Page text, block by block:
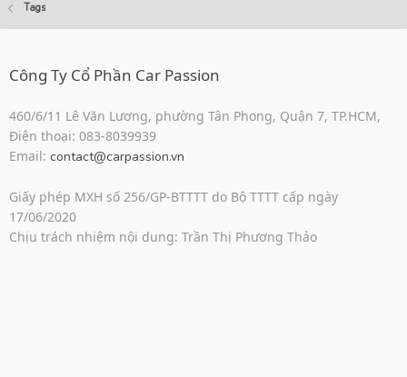
Tags
Công Ty Cổ Phần Car Passion
460/6/11 Lê Văn Lương, phường Tân Phong, Quận 7, TP.HCM,
Điện thoại: 083-8039939
Email: contact@carpassion.vn
Giấy phép MXH số 256/GP-BTTTT do Bộ TTTT cấp ngày
17/06/2020
Chịu trách nhiệm nội dung: Trần Thị Phương Thảo